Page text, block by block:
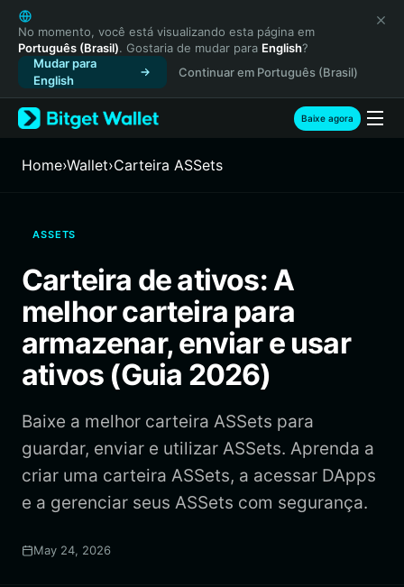
English
日本語
Tiếng Việt
Русский
Español (Latinoamérica)
Türkçe
Français
繁體中文
Bahasa Indonesia
ภาษาไทย
Español
Português (Brasil)
No momento, você está visualizando esta página em
Português (Brasil). Gostaria de mudar para English?
Mudar para
English
Continuar em Português (Brasil)
Baixe agora
Home›Wallet›Carteira ASSets
ASSETS
Carteira de ativos: A
melhor carteira para
armazenar, enviar e usar
ativos (Guia 2026)
Baixe a melhor carteira ASSets para
guardar, enviar e utilizar ASSets. Aprenda a
criar uma carteira ASSets, a acessar DApps
e a gerenciar seus ASSets com segurança.
May 24, 2026